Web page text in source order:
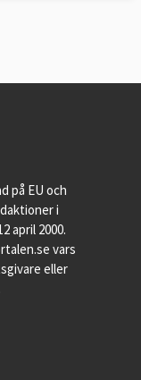
på EU och
i
april 2000.
vars
eller